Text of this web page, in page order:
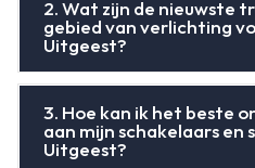
2. Wat zijn de nieuwste
gebied van verlichting
Uitgeest?
3. Hoe kan ik het beste
aan mijn schakelaars
Uitgeest?